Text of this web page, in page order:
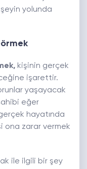
yolunda
kişinin gerçek
işarettir.
yaşayacak
eğer
hayatında
ona zarar vermek
ile ilgili bir şey